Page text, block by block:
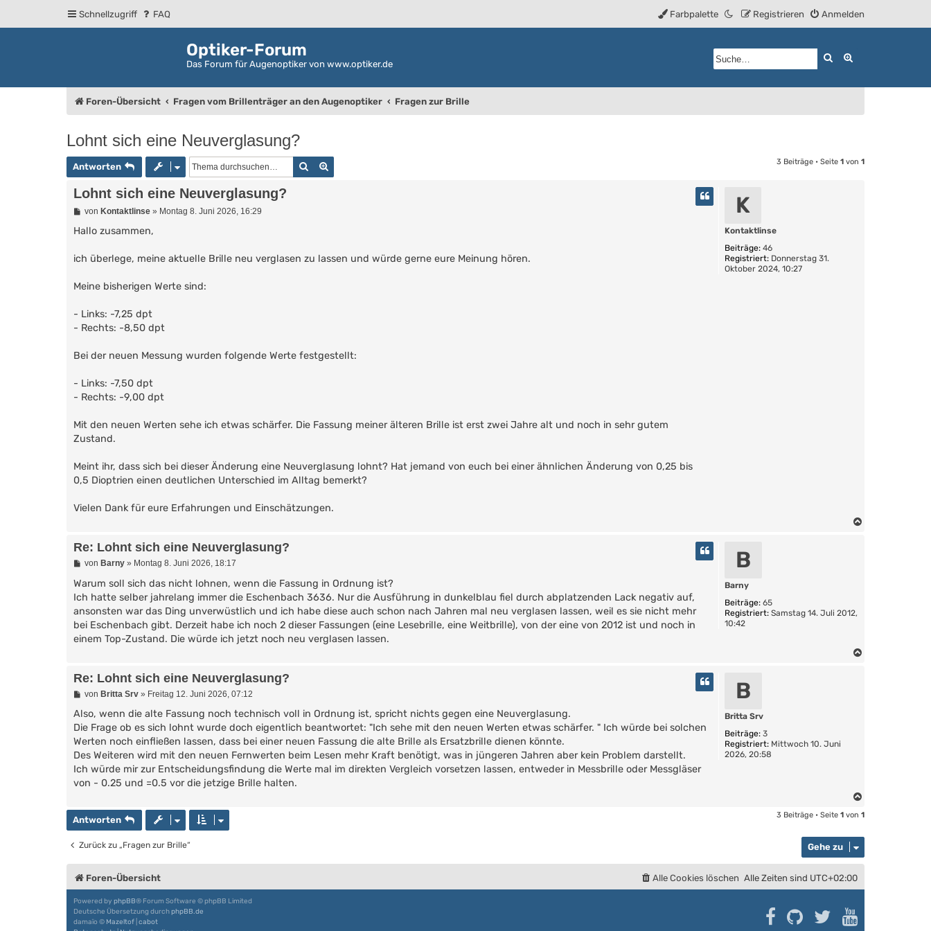
Schnellzugriff FAQ Anmelden
Registrieren
Farbpalette
Optiker-Forum
Das Forum für Augenoptiker von www.optiker.de
Suche
Foren-Übersicht Fragen vom Brillenträger an den Augenoptiker Fragen zur Brille
Lohnt sich eine Neuverglasung?
Antworten Suche 3 Beiträge • Seite 1 von 1
K
Kontaktlinse
Beiträge: 46
Registriert: Donnerstag 31.
Oktober 2024, 10:27
Lohnt sich eine Neuverglasung?
B
i
a
von Kontaktlinse» Montag 8. Juni 2026, 16:29
Hallo zusammen,
ich überlege, meine aktuelle Brille neu verglasen zu lassen und würde gerne eure Meinung hören.
Meine bisherigen Werte sind:
- Links: -7,25 dpt
- Rechts: -8,50 dpt
Bei der neuen Messung wurden folgende Werte festgestellt:
- Links: -7,50 dpt
- Rechts: -9,00 dpt
Mit den neuen Werten sehe ich etwas schärfer. Die Fassung meiner älteren Brille ist erst zwei Jahre alt und noch in sehr gutem
Zustand.
Meint ihr, dass sich bei dieser Änderung eine Neuverglasung lohnt? Hat jemand von euch bei einer ähnlichen Änderung von 0,25 bis
0,5 Dioptrien einen deutlichen Unterschied im Alltag bemerkt?
Vielen Dank für eure Erfahrungen und Einschätzungen.
B
Barny
Beiträge: 65
Registriert: Samstag 14. Juli 2012,
10:42
Re: Lohnt sich eine Neuverglasung?
B
i
t
r
a
g
von Barny» Montag 8. Juni 2026, 18:17
Warum soll sich das nicht lohnen, wenn die Fassung in Ordnung ist?
Ich hatte selber jahrelang immer die Eschenbach 3636. Nur die Ausführung in dunkelblau fiel durch abplatzenden Lack negativ auf,
ansonsten war das Ding unverwüstlich und ich habe diese auch schon nach Jahren mal neu verglasen lassen, weil es sie nicht mehr
bei Eschenbach gibt. Derzeit habe ich noch 2 dieser Fassungen (eine Lesebrille, eine Weitbrille), von der eine von 2012 ist und noch in
einem Top-Zustand. Die würde ich jetzt noch neu verglasen lassen.
B
Britta Srv
Beiträge: 3
Registriert: Mittwoch 10. Juni
2026, 20:58
Re: Lohnt sich eine Neuverglasung?
B
i
t
r
a
g
von Britta Srv» Freitag 12. Juni 2026, 07:12
Also, wenn die alte Fassung noch technisch voll in Ordnung ist, spricht nichts gegen eine Neuverglasung.
Die Frage ob es sich lohnt wurde doch eigentlich beantwortet: "Ich sehe mit den neuen Werten etwas schärfer. " Ich würde bei solchen
Werten noch einfließen lassen, dass bei einer neuen Fassung die alte Brille als Ersatzbrille dienen könnte.
Des Weiteren wird mit den neuen Fernwerten beim Lesen mehr Kraft benötigt, was in jüngeren Jahren aber kein Problem darstellt.
Ich würde mir zur Entscheidungsfindung die Werte mal im direkten Vergleich vorsetzen lassen, entweder in Messbrille oder Messgläser
von - 0.25 und =0.5 vor die jetzige Brille halten.
b
Antworten 3 Beiträge • Seite 1 von 1
Zurück zu „Fragen zur Brille“ Gehe zu
Foren-Übersicht Alle Zeiten sind UTC+02:00
Alle Cookies löschen
Powered by phpBB® Forum Software © phpBB Limited
Deutsche Übersetzung durchphpBB.de
damaïo © Mazeltof cabot